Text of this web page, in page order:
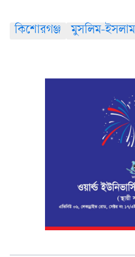
কিশোরগঞ্জ মুসলিম-ইসলাম